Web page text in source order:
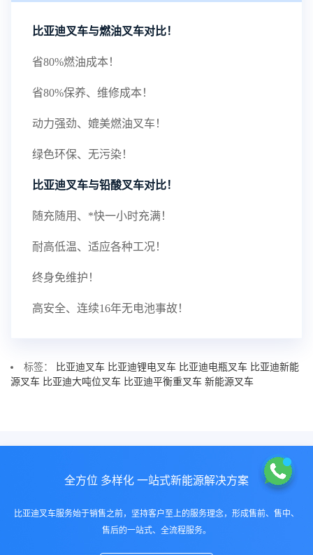
比亚迪叉车与燃油叉车对比！
省80%燃油成本！
省80%保养、维修成本！
动力强劲、媲美燃油叉车！
绿色环保、无污染！
比亚迪叉车与铅酸叉车对比！
随充随用、*快一小时充满！
耐高低温、适应各种工况！
终身免维护！
高安全、连续16年无电池事故！
标签： 比亚迪叉车 比亚迪锂电叉车 比亚迪电瓶叉车 比亚迪新能
源叉车 比亚迪大吨位叉车 比亚迪平衡重叉车 新能源叉车
全方位 多样化 一站式新能源解决方案
比亚迪叉车服务始于销售之前，坚持客户至上的服务理念，形成售前、售中、
售后的一站式、全流程服务。